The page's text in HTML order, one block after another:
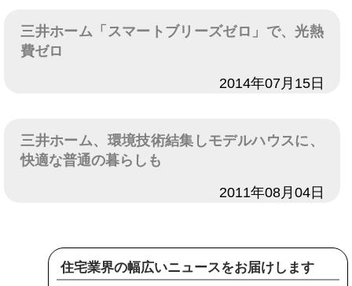
三井ホーム「スマートブリーズゼロ」で、光熱
費ゼロ
2014年07月15日
三井ホーム、環境技術結集しモデルハウスに、
快適な普通の暮らしも
2011年08月04日
住宅業界の幅広いニュースをお届けします